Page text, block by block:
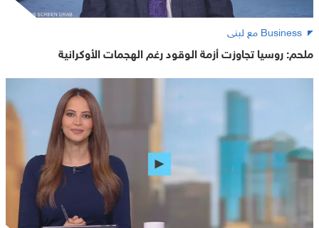
Business مع لبنى
ملحم: روسيا تجاوزت أزمة الوقود رغم الهجمات الأوكرانية